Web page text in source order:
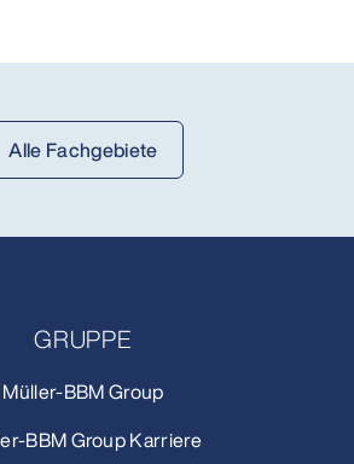
Alle Fachgebiete
GRUPPE
Müller-BBM Group
BBM Group Karriere